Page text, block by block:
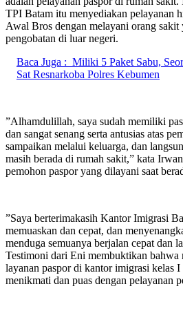
TPI Batam itu menyediakan pelayanan
Awal Bros dengan melayani orang sakit
pengobatan di luar negeri.
Baca Juga : Miliki 5 Paket Sabu,
Sat Resnarkoba Polres Kebumen
”Alhamdulillah, saya sudah memiliki
dan sangat senang serta antusias atas
sampaikan melalui keluarga, dan
masih berada di rumah sakit,” kata
pemohon paspor yang dilayani saat
”Saya berterimakasih Kantor Imigrasi
memuaskan dan cepat, dan
menduga semuanya berjalan cepat dan
Testimoni dari Eni membuktikan bahwa
layanan paspor di kantor imigrasi kelas
menikmati dan puas dengan pelayanan